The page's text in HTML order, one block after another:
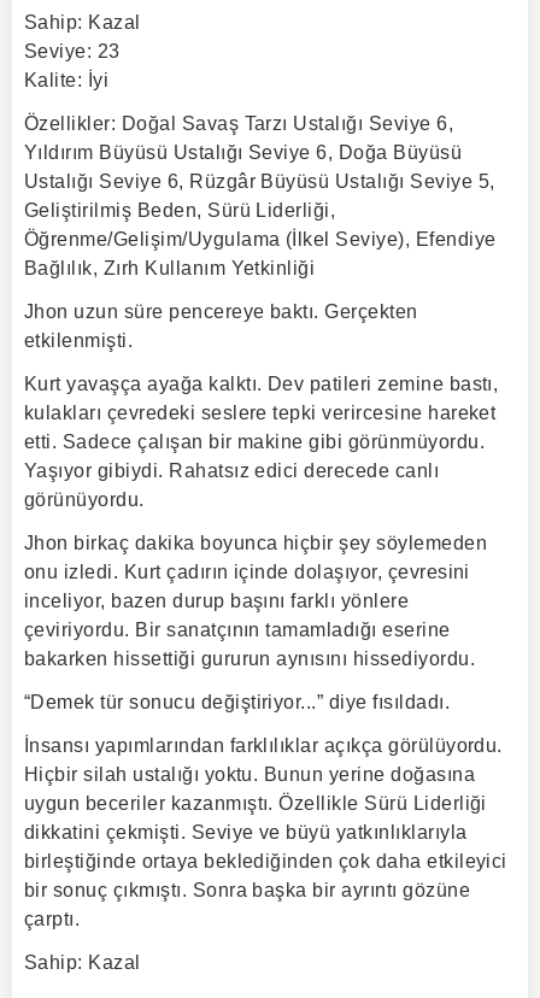
Sahip: Kazal
Seviye: 23
Kalite: İyi
Özellikler: Doğal Savaş Tarzı Ustalığı Seviye 6,
Yıldırım Büyüsü Ustalığı Seviye 6, Doğa Büyüsü
Ustalığı Seviye 6, Rüzgâr Büyüsü Ustalığı Seviye 5,
Geliştirilmiş Beden, Sürü Liderliği,
Öğrenme/Gelişim/Uygulama (İlkel Seviye), Efendiye
Bağlılık, Zırh Kullanım Yetkinliği
Jhon uzun süre pencereye baktı. Gerçekten
etkilenmişti.
Kurt yavaşça ayağa kalktı. Dev patileri zemine bastı,
kulakları çevredeki seslere tepki verircesine hareket
etti. Sadece çalışan bir makine gibi görünmüyordu.
Yaşıyor gibiydi. Rahatsız edici derecede canlı
görünüyordu.
Jhon birkaç dakika boyunca hiçbir şey söylemeden
onu izledi. Kurt çadırın içinde dolaşıyor, çevresini
inceliyor, bazen durup başını farklı yönlere
çeviriyordu. Bir sanatçının tamamladığı eserine
bakarken hissettiği gururun aynısını hissediyordu.
“Demek tür sonucu değiştiriyor...” diye fısıldadı.
İnsansı yapımlarından farklılıklar açıkça görülüyordu.
Hiçbir silah ustalığı yoktu. Bunun yerine doğasına
uygun beceriler kazanmıştı. Özellikle Sürü Liderliği
dikkatini çekmişti. Seviye ve büyü yatkınlıklarıyla
birleştiğinde ortaya beklediğinden çok daha etkileyici
bir sonuç çıkmıştı. Sonra başka bir ayrıntı gözüne
çarptı.
Sahip: Kazal